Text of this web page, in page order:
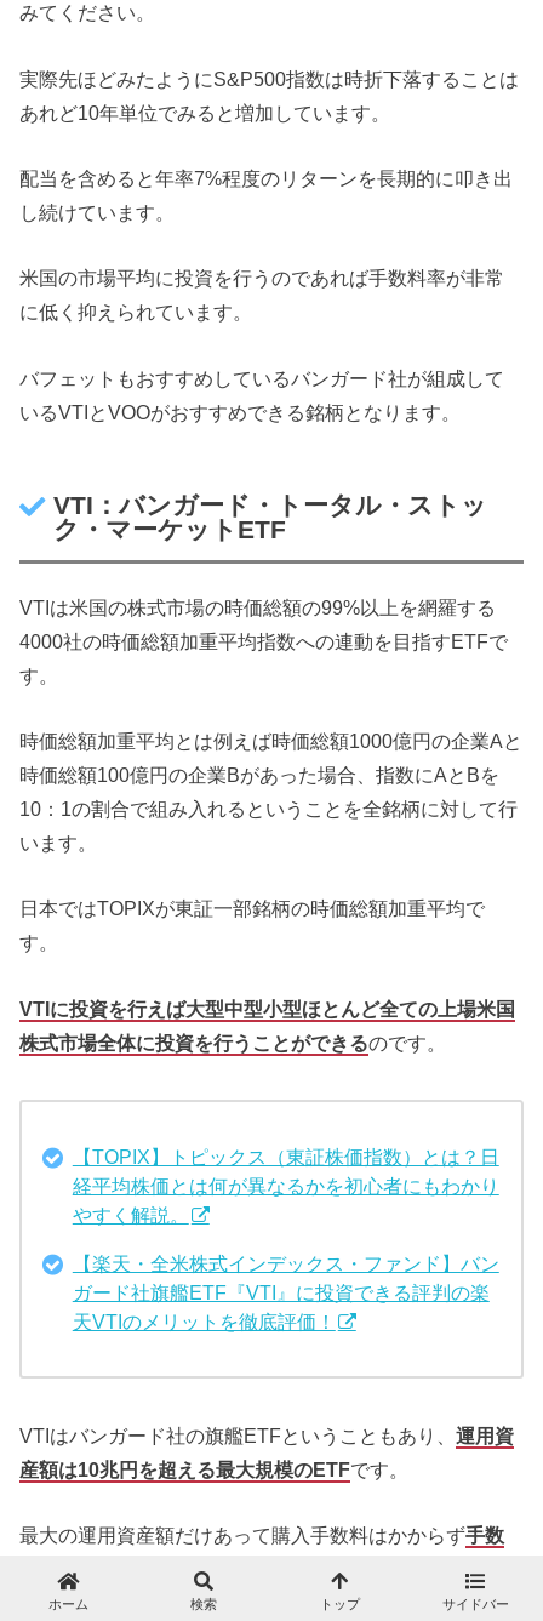
みてください。
実際先ほどみたようにS&P500指数は時折下落することは
あれど10年単位でみると増加しています。
配当を含めると年率7%程度のリターンを長期的に叩き出
し続けています。
米国の市場平均に投資を行うのであれば手数料率が非常
に低く抑えられています。
バフェットもおすすめしているバンガード社が組成して
いるVTIとVOOがおすすめできる銘柄となります。
VTI：バンガード・トータル・ストッ
ク・マーケットETF
VTIは米国の株式市場の時価総額の99%以上を網羅する
4000社の時価総額加重平均指数への連動を目指すETFで
す。
時価総額加重平均とは例えば時価総額1000億円の企業Aと
時価総額100億円の企業Bがあった場合、指数にAとBを
10：1の割合で組み入れるということを全銘柄に対して行
います。
日本ではTOPIXが東証一部銘柄の時価総額加重平均で
す。
VTIに投資を行えば大型中型小型ほとんど全ての上場米国
株式市場全体に投資を行うことができるのです。
【TOPIX】トピックス（東証株価指数）とは？日
経平均株価とは何が異なるかを初心者にもわかり
やすく解説。
【楽天・全米株式インデックス・ファンド】バン
ガード社旗艦ETF『VTI』に投資できる評判の楽
天VTIのメリットを徹底評価！
VTIはバンガード社の旗艦ETFということもあり、運用資
産額は10兆円を超える最大規模のETFです。
最大の運用資産額だけあって購入手数料はかからず手数
料率は年率0.04%というただ同様の水準
ホーム 検索 トップ サイドバー